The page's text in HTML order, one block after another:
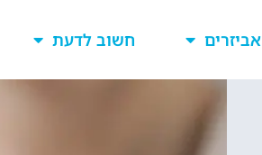
אביזרים חשוב לדעת